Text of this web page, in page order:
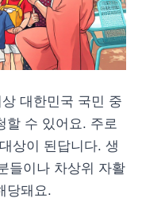
대한민국 국민 중
할 수 있어요. 주로
상이 된답니다. 생
들이나 차상위 자활
당돼요.